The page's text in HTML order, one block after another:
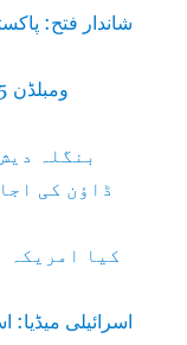
شاندار فتح:
بنگلہ
ڈاؤن کی
کیا امریکہ
اسرائیلی میڈیا: